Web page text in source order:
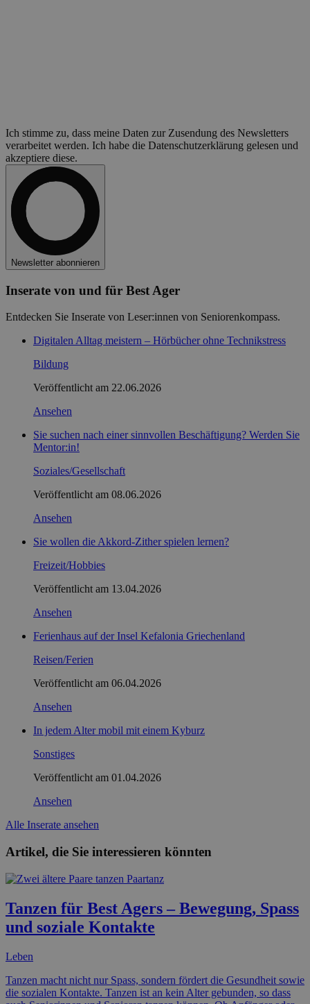
Ich stimme zu, dass meine Daten zur Zusendung des Newsletters
verarbeitet werden. Ich habe die Datenschutzerklärung gelesen und
akzeptiere diese.
Newsletter abonnieren
Inserate von und für Best Ager
Entdecken Sie Inserate von Leser:innen von Seniorenkompass.
Digitalen Alltag meistern – Hörbücher ohne Technikstress
Bildung
Veröffentlicht am 22.06.2026
Ansehen
Sie suchen nach einer sinnvollen Beschäftigung? Werden Sie
Mentor:in!
Soziales/Gesellschaft
Veröffentlicht am 08.06.2026
Ansehen
Sie wollen die Akkord-Zither spielen lernen?
Freizeit/Hobbies
Veröffentlicht am 13.04.2026
Ansehen
Ferienhaus auf der Insel Kefalonia Griechenland
Reisen/Ferien
Veröffentlicht am 06.04.2026
Ansehen
In jedem Alter mobil mit einem Kyburz
Sonstiges
Veröffentlicht am 01.04.2026
Ansehen
Alle Inserate ansehen
Artikel, die Sie interessieren könnten
Tanzen für Best Agers – Bewegung, Spass
und soziale Kontakte
Leben
Tanzen macht nicht nur Spass, sondern fördert die Gesundheit sowie
die sozialen Kontakte. Tanzen ist an kein Alter gebunden, so dass